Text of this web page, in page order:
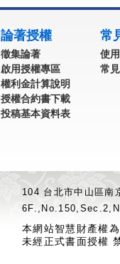
論著授權
徵集論著
啟用授權專區
權利金計算說明
授權合約書下載
投稿基本資料表
常
使
常
104 台北市中山區
本網站智慧財產權
未經正式書面授權